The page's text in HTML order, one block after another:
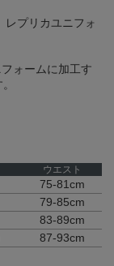
プリカユニフォ
ォームに加工す
ウエスト
75-81cm
79-85cm
83-89cm
87-93cm